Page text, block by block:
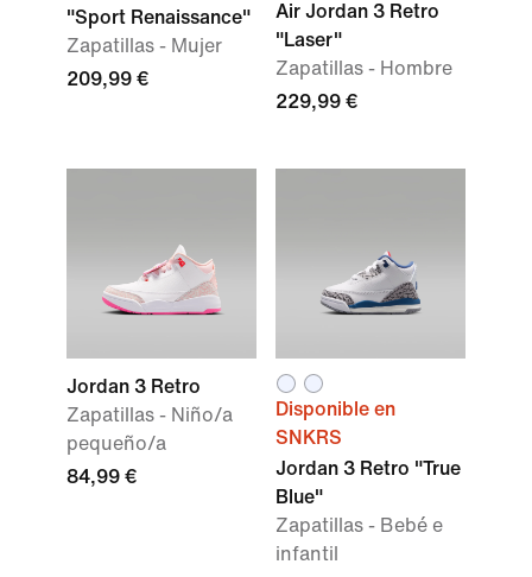
"Sport Renaissance"
Zapatillas - Mujer
209,99 €
Air Jordan 3 Retro
"Laser"
Zapatillas - Hombre
229,99 €
Jordan 3 Retro
Zapatillas - Niño/a
pequeño/a
84,99 €
Disponible en
SNKRS
Jordan 3 Retro "True
Blue"
Zapatillas - Bebé e
infantil